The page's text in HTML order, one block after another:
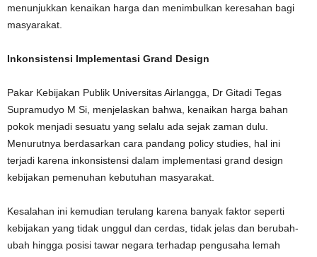
menunjukkan kenaikan harga dan menimbulkan keresahan bagi
masyarakat.
Inkonsistensi Implementasi Grand Design
Pakar Kebijakan Publik Universitas Airlangga, Dr Gitadi Tegas
Supramudyo M Si, menjelaskan bahwa, kenaikan harga bahan
pokok menjadi sesuatu yang selalu ada sejak zaman dulu.
Menurutnya berdasarkan cara pandang policy studies, hal ini
terjadi karena inkonsistensi dalam implementasi grand design
kebijakan pemenuhan kebutuhan masyarakat.
Kesalahan ini kemudian terulang karena banyak faktor seperti
kebijakan yang tidak unggul dan cerdas, tidak jelas dan berubah-
ubah hingga posisi tawar negara terhadap pengusaha lemah